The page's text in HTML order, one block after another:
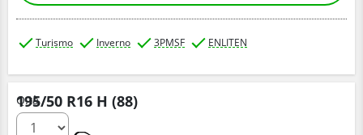
Turismo Inverno 3PMSF ENLITEN
195/50 R16 H (88)
Q.tà